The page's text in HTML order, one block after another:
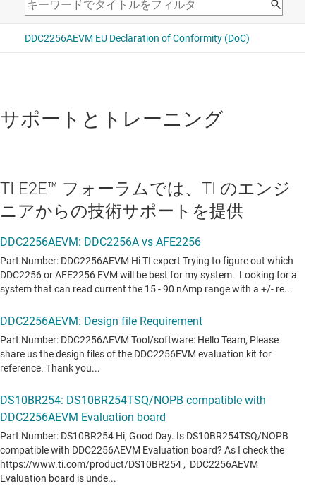
サポートとトレーニング
TI E2E™ フォーラムでは、TI のエンジ
ニアからの技術サポートを提供